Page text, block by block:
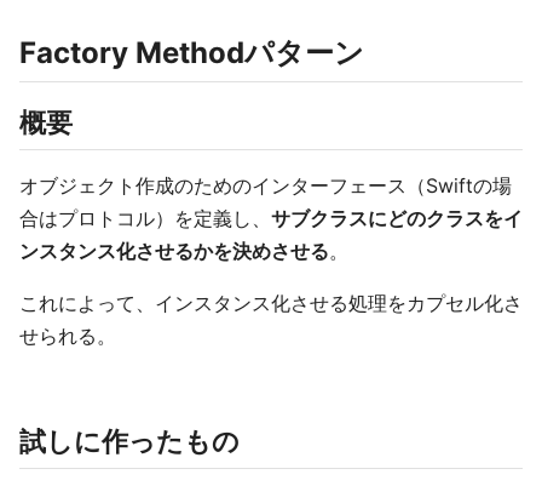
Factory Methodパターン
概要
オブジェクト作成のためのインターフェース（Swiftの場
合はプロトコル）を定義し、 サブクラスにどのクラスをイ
ンスタンス化させるかを決めさせる。
これによって、インスタンス化させる処理をカプセル化さ
せられる。
試しに作ったもの